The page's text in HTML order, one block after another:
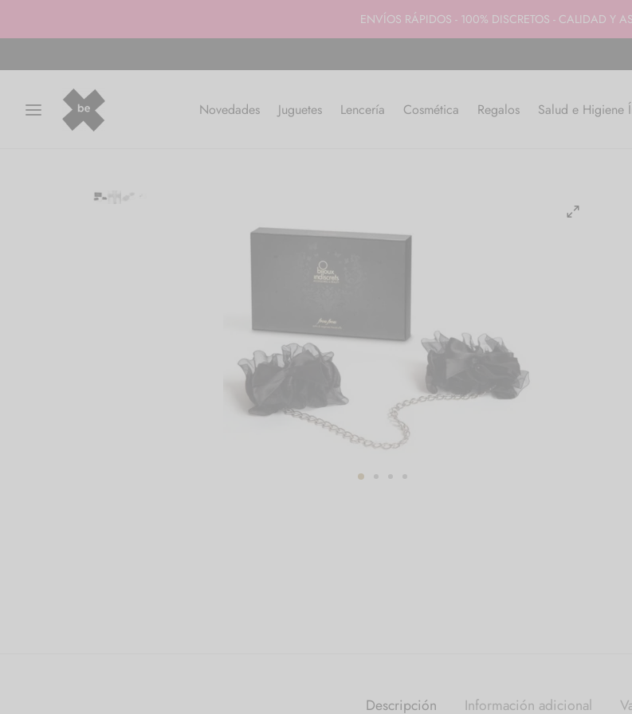
ENVÍOS RÁPIDOS - 100% DISCRETOS - CALIDAD Y
Novedades Juguetes Lencería Cosmética Regalos Salud e Higiene
Descripción Información adicional